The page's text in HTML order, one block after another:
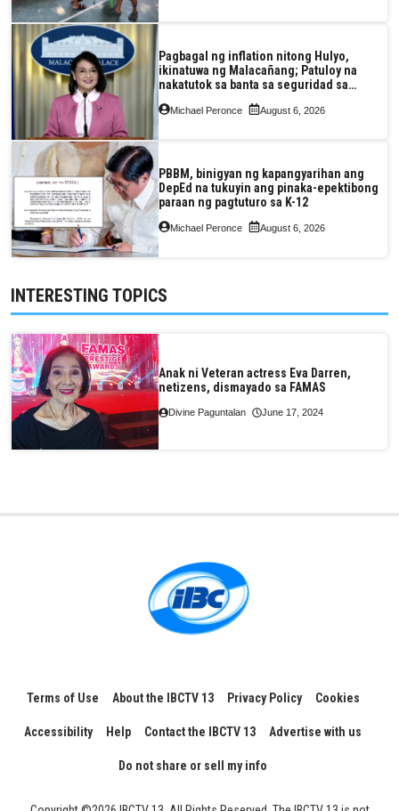
Pagbagal ng inflation nitong Hulyo,
ikinatuwa ng Malacañang; Patuloy na
nakatutok sa banta sa seguridad sa
pagkain, enerhiya
Michael Peronce August 6, 2026
PBBM, binigyan ng kapangyarihan ang
DepEd na tukuyin ang pinaka-epektibong
paraan ng pagtuturo sa K-12
Michael Peronce August 6, 2026
INTERESTING TOPICS
Anak ni Veteran actress Eva Darren,
netizens, dismayado sa FAMAS
Divine Paguntalan June 17, 2024
Terms of Use About the IBCTV 13 Privacy Policy Cookies
Accessibility Help Contact the IBCTV 13 Advertise with us
Do not share or sell my info